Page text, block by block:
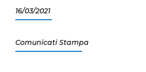
16/03/2021
Comunicati Stampa